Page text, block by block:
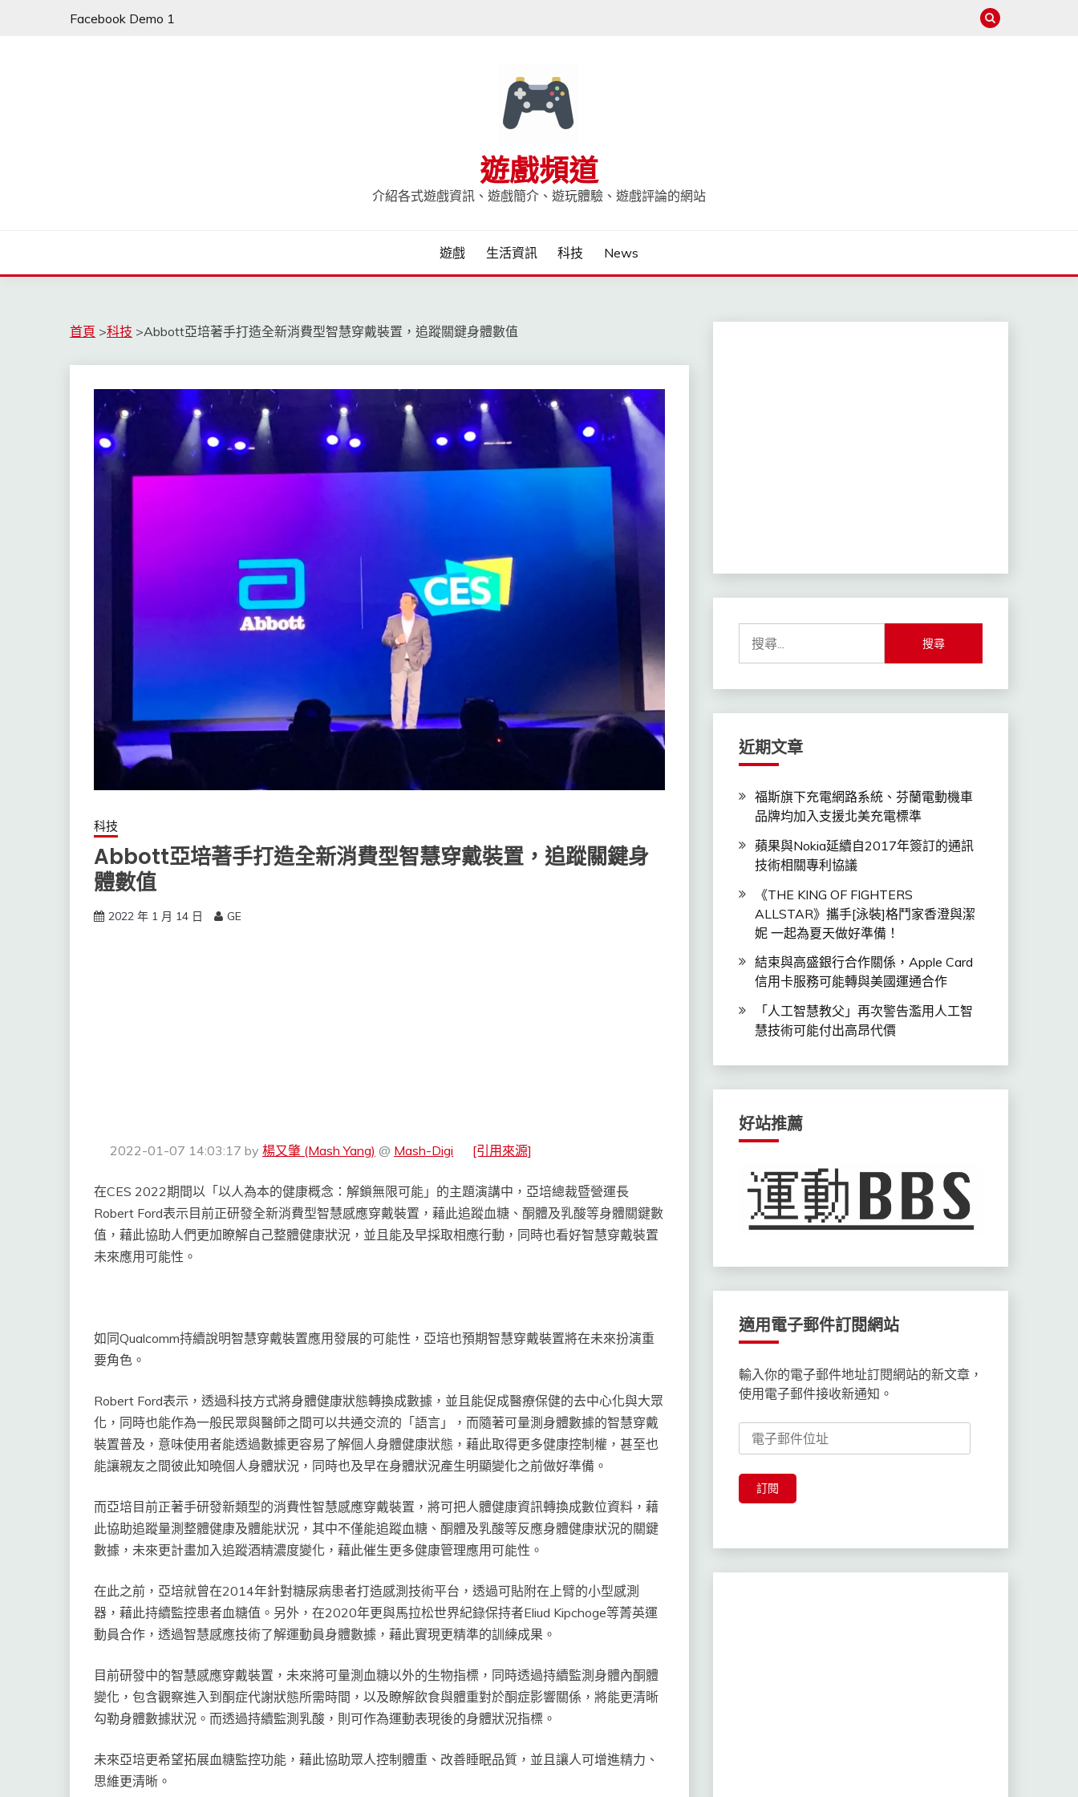
Facebook Demo 1
遊戲頻道
介紹各式遊戲資訊、遊戲簡介、遊玩體驗、遊戲評論的網站
遊戲 生活資訊 科技 News
首頁 >科技 >Abbott亞培著手打造全新消費型智慧穿戴裝置，追蹤關鍵身體數值
科技
Abbott亞培著手打造全新消費型智慧穿戴裝置，追蹤關鍵身
體數值
2022 年 1 月 14 日 GE
2022-01-07 14:03:17 by 楊又肇 (Mash Yang) @ Mash-Digi [引用來源]
在CES 2022期間以「以人為本的健康概念：解鎖無限可能」的主題演講中，亞培總裁暨營運長
Robert Ford表示目前正研發全新消費型智慧感應穿戴裝置，藉此追蹤血糖、酮體及乳酸等身體關鍵數
值，藉此協助人們更加瞭解自己整體健康狀況，並且能及早採取相應行動，同時也看好智慧穿戴裝置
未來應用可能性。
如同Qualcomm持續說明智慧穿戴裝置應用發展的可能性，亞培也預期智慧穿戴裝置將在未來扮演重
要角色。
Robert Ford表示，透過科技方式將身體健康狀態轉換成數據，並且能促成醫療保健的去中心化與大眾
化，同時也能作為一般民眾與醫師之間可以共通交流的「語言」，而隨著可量測身體數據的智慧穿戴
裝置普及，意味使用者能透過數據更容易了解個人身體健康狀態，藉此取得更多健康控制權，甚至也
能讓親友之間彼此知曉個人身體狀況，同時也及早在身體狀況產生明顯變化之前做好準備。
而亞培目前正著手研發新類型的消費性智慧感應穿戴裝置，將可把人體健康資訊轉換成數位資料，藉
此協助追蹤量測整體健康及體能狀況，其中不僅能追蹤血糖、酮體及乳酸等反應身體健康狀況的關鍵
數據，未來更計畫加入追蹤酒精濃度變化，藉此催生更多健康管理應用可能性。
在此之前，亞培就曾在2014年針對糖尿病患者打造感測技術平台，透過可貼附在上臂的小型感測
器，藉此持續監控患者血糖值。另外，在2020年更與馬拉松世界紀錄保持者Eliud Kipchoge等菁英運
動員合作，透過智慧感應技術了解運動員身體數據，藉此實現更精準的訓練成果。
目前研發中的智慧感應穿戴裝置，未來將可量測血糖以外的生物指標，同時透過持續監測身體內酮體
變化，包含觀察進入到酮症代謝狀態所需時間，以及瞭解飲食與體重對於酮症影響關係，將能更清晰
勾勒身體數據狀況。而透過持續監測乳酸，則可作為運動表現後的身體狀況指標。
未來亞培更希望拓展血糖監控功能，藉此協助眾人控制體重、改善睡眠品質，並且讓人可增進精力、
思維更清晰。
鍵
字:
近期文章
福斯旗下充電網路系統、芬蘭電動機車
品牌均加入支援北美充電標準
蘋果與Nokia延續自2017年簽訂的通訊
技術相關專利協議
《THE KING OF FIGHTERS
ALLSTAR》攜手[泳裝]格鬥家香澄與潔
妮 一起為夏天做好準備！
結束與高盛銀行合作關係，Apple Card
信用卡服務可能轉與美國運通合作
「人工智慧教父」再次警告濫用人工智
慧技術可能付出高昂代價
好站推薦
適用電子郵件訂閱網站
輸入你的電子郵件地址訂閱網站的新文章，
使用電子郵件接收新通知。
子
郵
位
訂閱